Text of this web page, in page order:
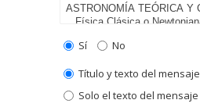
Sí
No
Título y texto del mensaje
Solo el texto del mensaje